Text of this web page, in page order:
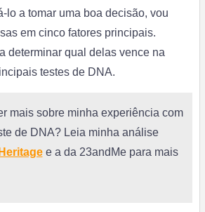
lo a tomar uma boa decisão, vou
em cinco fatores principais.
determinar qual delas vence na
testes de DNA.
mais sobre minha experiência com
de DNA? Leia minha análise
e a da 23andMe para mais